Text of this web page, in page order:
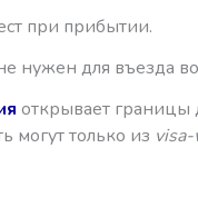
при прибытии.
нужен для въезда во
открывает границы
могут только из